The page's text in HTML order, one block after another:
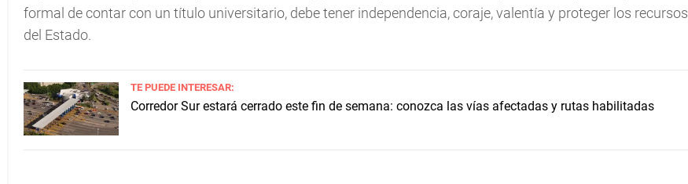
formal de contar con un título universitario, debe tener independencia, coraje, valentía y proteger los recursos
del Estado.
TE PUEDE INTERESAR:
Corredor Sur estará cerrado este fin de semana: conozca las vías afectadas y rutas habilitadas